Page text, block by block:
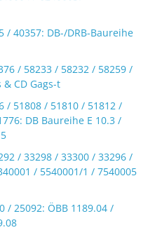
/ 40357: DB-/DRB-Baureihe
/ 58233 / 58232 / 58259 /
& CD Gags-t
/ 51808 / 51810 / 51812 /
DB Baureihe E 10.3 /
/ 33298 / 33300 / 33296 /
/ 5540001/1 / 7540005
/ 25092: ÖBB 1189.04 /